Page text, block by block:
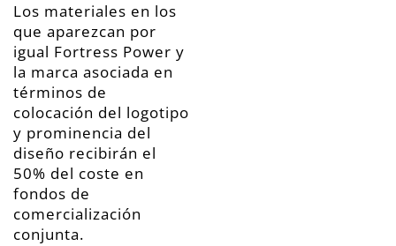
Los materiales en los
que aparezcan por
igual Fortress Power y
la marca asociada en
términos de
colocación del logotipo
y prominencia del
diseño recibirán el
50% del coste en
fondos de
comercialización
conjunta.